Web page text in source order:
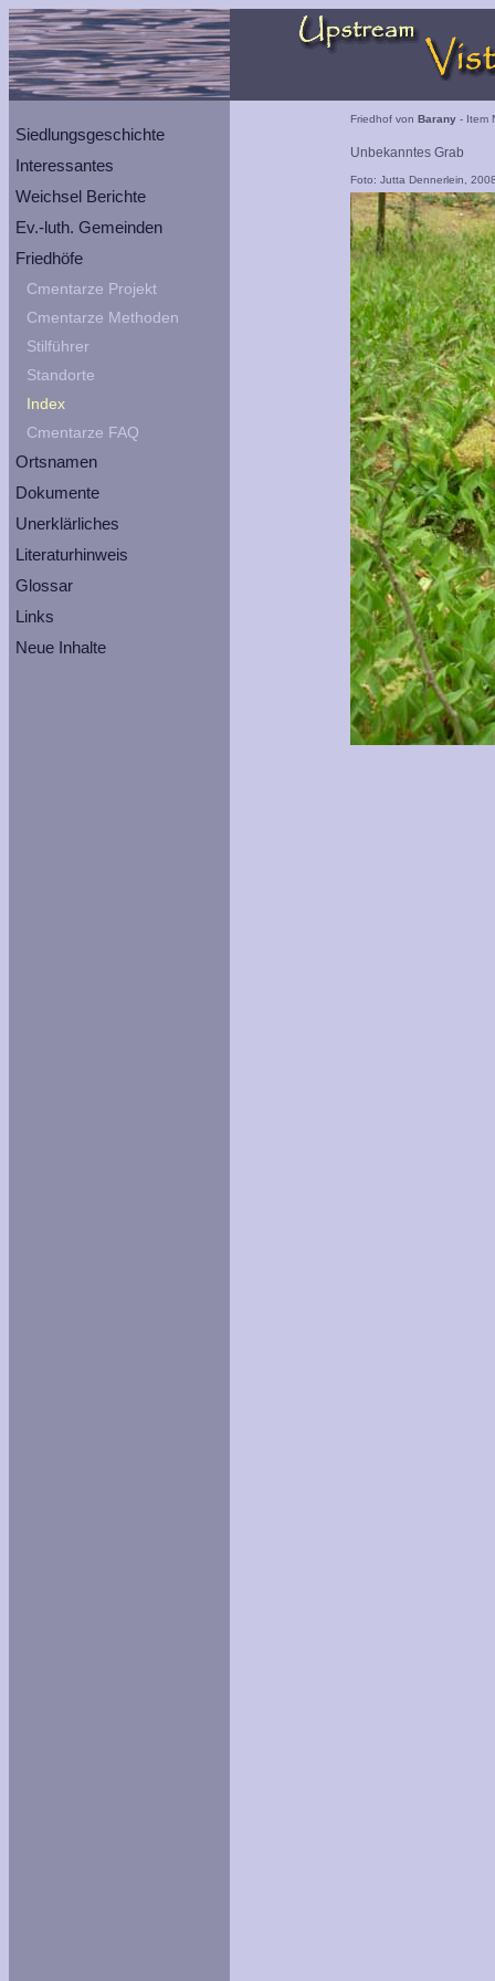
Siedlungsgeschichte
Interessantes
Weichsel Berichte
Ev.-luth. Gemeinden
Friedhöfe
Cmentarze Projekt
Cmentarze Methoden
Stilführer
Standorte
Index
Cmentarze FAQ
Ortsnamen
Dokumente
Unerklärliches
Literaturhinweis
Glossar
Links
Neue Inhalte
Friedhof von Barany - Item
Unbekanntes Grab
Foto: Jutta Dennerlein,